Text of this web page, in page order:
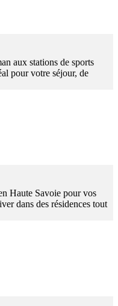
aux stations de sports
pour votre séjour, de
Haute Savoie pour vos
dans des résidences tout